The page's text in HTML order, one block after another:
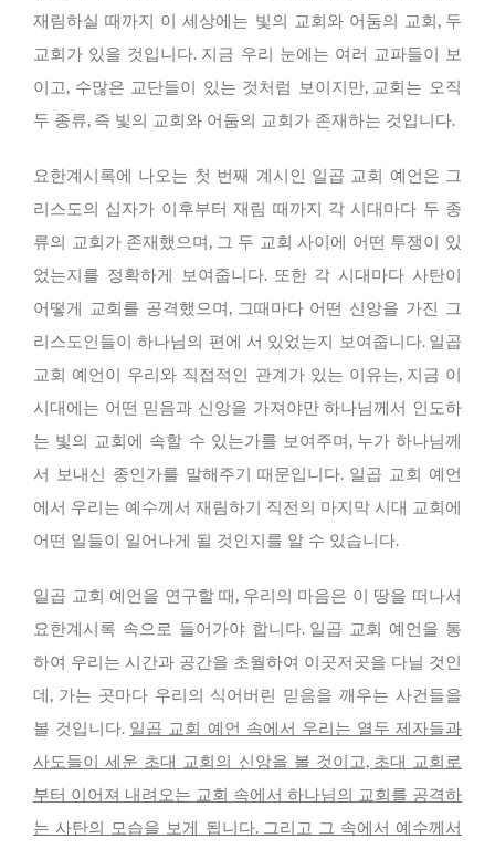
재림하실 때까지 이 세상에는 빛의 교회와 어둠의 교회, 두
교회가 있을 것입니다. 지금 우리 눈에는 여러 교파들이 보
이고, 수많은 교단들이 있는 것처럼 보이지만, 교회는 오직
두 종류, 즉 빛의 교회와 어둠의 교회가 존재하는 것입니다.
요한계시록에 나오는 첫 번째 계시인 일곱 교회 예언은 그
리스도의 십자가 이후부터 재림 때까지 각 시대마다 두 종
류의 교회가 존재했으며, 그 두 교회 사이에 어떤 투쟁이 있
었는지를 정확하게 보여줍니다. 또한 각 시대마다 사탄이
어떻게 교회를 공격했으며, 그때마다 어떤 신앙을 가진 그
리스도인들이 하나님의 편에 서 있었는지 보여줍니다. 일곱
교회 예언이 우리와 직접적인 관계가 있는 이유는, 지금 이
시대에는 어떤 믿음과 신앙을 가져야만 하나님께서 인도하
는 빛의 교회에 속할 수 있는가를 보여주며, 누가 하나님께
서 보내신 종인가를 말해주기 때문입니다. 일곱 교회 예언
에서 우리는 예수께서 재림하기 직전의 마지막 시대 교회에
어떤 일들이 일어나게 될 것인지를 알 수 있습니다.
일곱 교회 예언을 연구할 때, 우리의 마음은 이 땅을 떠나서
요한계시록 속으로 들어가야 합니다. 일곱 교회 예언을 통
하여 우리는 시간과 공간을 초월하여 이곳저곳을 다닐 것인
데, 가는 곳마다 우리의 식어버린 믿음을 깨우는 사건들을
볼 것입니다. 일곱 교회 예언 속에서 우리는 열두 제자들과
사도들이 세운 초대 교회의 신앙을 볼 것이고, 초대 교회로
부터 이어져 내려오는 교회 속에서 하나님의 교회를 공격하
는 사탄의 모습을 보게 됩니다. 그리고 그 속에서 예수께서